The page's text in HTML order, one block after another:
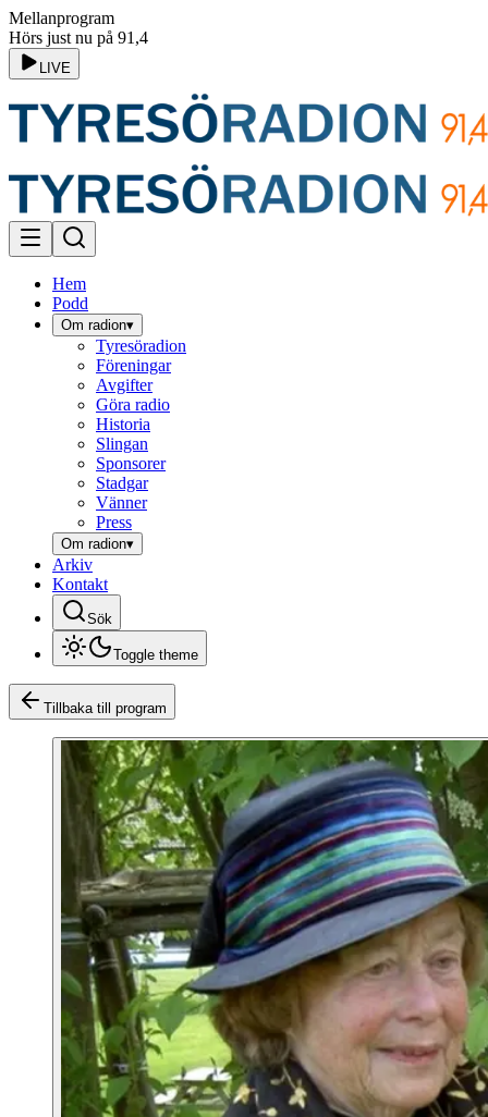
Mellanprogram
Hörs just nu på 91,4
LIVE
Hem
Podd
Om radion▾
Tyresöradion
Föreningar
Avgifter
Göra radio
Historia
Slingan
Sponsorer
Stadgar
Vänner
Press
Om radion▾
Arkiv
Kontakt
Sök
Toggle theme
Tillbaka till program